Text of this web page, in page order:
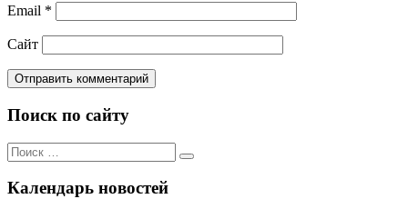
Email *
Сайт
Поиск по сайту
Поиск
по:
Поиск
Календарь новостей